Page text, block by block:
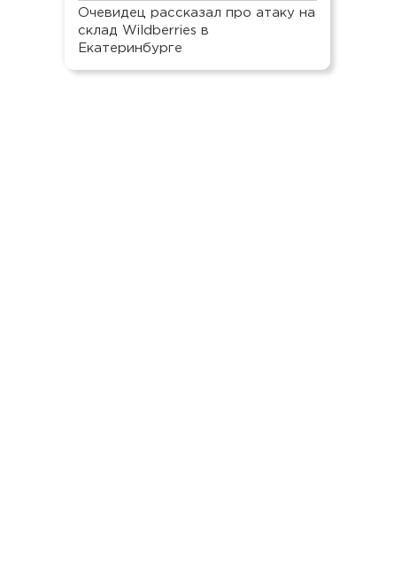
Очевидец рассказал про атаку на
склад Wildberries в
Екатеринбурге